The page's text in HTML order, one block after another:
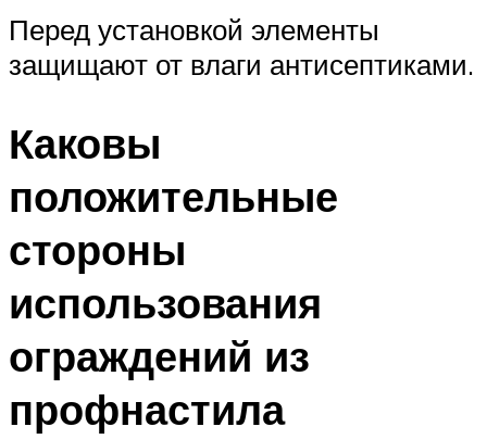
Перед установкой элементы
защищают от влаги антисептиками.
Каковы
положительные
стороны
использования
ограждений из
профнастила